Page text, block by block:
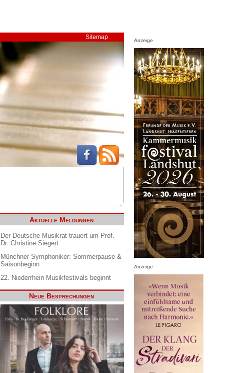
Sitemap
Aktuelle Meldungen
Der Deutsche Musikrat trauert um Prof.
Dr. Christine Siegert
Münchner Symphoniker: Sommerpause &
Saisonbeginn
22. Niederrhein Musikfestivals beginnt
Neue Besprechungen
Anzeige
Anzeige